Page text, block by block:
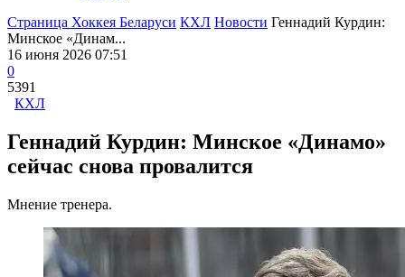
Страница Хоккея Беларуси КХЛ Новости Геннадий Курдин:
Минское «Динам...
16 июня 2026 07:51
0
5391
КХЛ
Геннадий Курдин: Минское «Динамо»
сейчас снова провалится
Мнение тренера.